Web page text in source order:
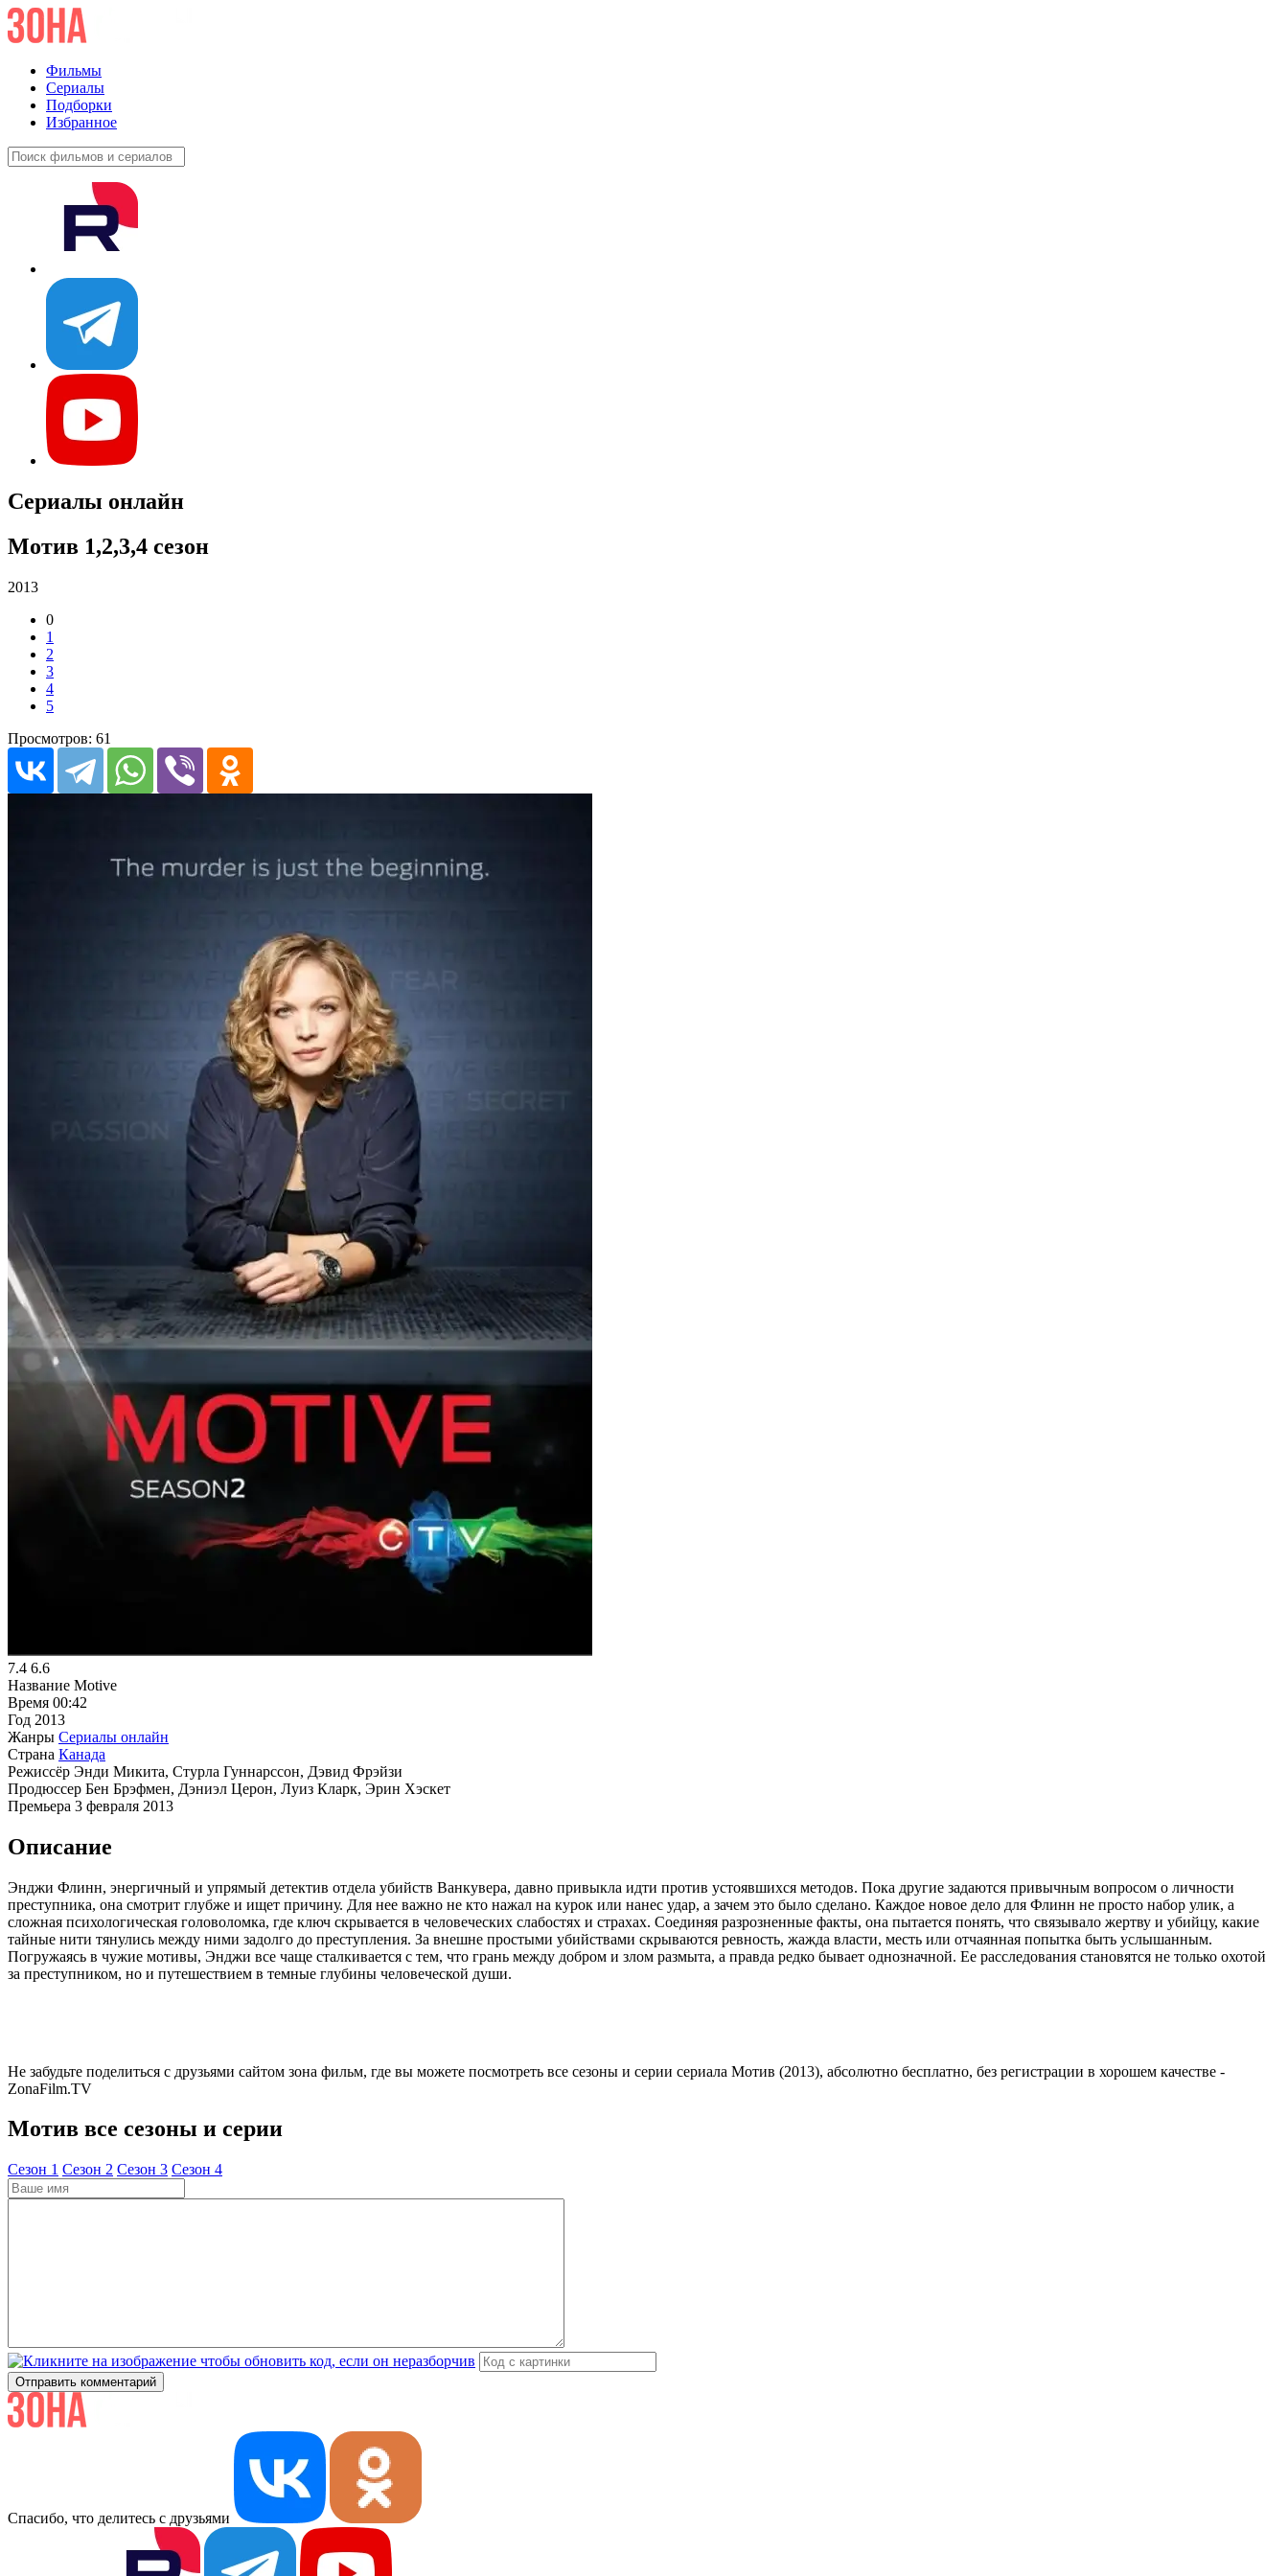
Фильмы
Сериалы
Подборки
Избранное
Сериалы онлайн
Мотив 1,2,3,4 сезон
2013
0
1
2
3
4
5
Просмотров: 61
7.4 6.6
Название Motive
Время 00:42
Год 2013
Жанры Сериалы онлайн
Страна Канада
Режиссёр Энди Микита, Стурла Гуннарссон, Дэвид Фрэйзи
Продюссер Бен Брэфмен, Дэниэл Церон, Луиз Кларк, Эрин Хэскет
Премьера 3 февраля 2013
Описание
Энджи Флинн, энергичный и упрямый детектив отдела убийств Ванкувера, давно привыкла идти против устоявшихся методов. Пока другие задаются привычным вопросом о личности
преступника, она смотрит глубже и ищет причину. Для нее важно не кто нажал на курок или нанес удар, а зачем это было сделано. Каждое новое дело для Флинн не просто набор улик, а
сложная психологическая головоломка, где ключ скрывается в человеческих слабостях и страхах. Соединяя разрозненные факты, она пытается понять, что связывало жертву и убийцу, какие
тайные нити тянулись между ними задолго до преступления. За внешне простыми убийствами скрываются ревность, жажда власти, месть или отчаянная попытка быть услышанным.
Погружаясь в чужие мотивы, Энджи все чаще сталкивается с тем, что грань между добром и злом размыта, а правда редко бывает однозначной. Ее расследования становятся не только охотой
за преступником, но и путешествием в темные глубины человеческой души.
Не забудьте поделиться с друзьями сайтом зона фильм, где вы можете посмотреть все сезоны и серии сериала Мотив (2013), абсолютно бесплатно, без регистрации в хорошем качестве -
ZonaFilm.TV
Мотив все сезоны и серии
Cезон 1 Cезон 2 Cезон 3 Cезон 4
Отправить комментарий
Спасибо, что делитесь с друзьями